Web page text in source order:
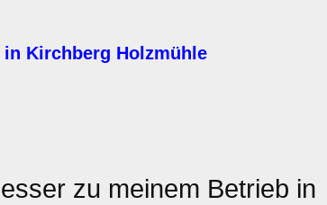
in Kirchberg Holzmühle
zu meinem Betrieb in